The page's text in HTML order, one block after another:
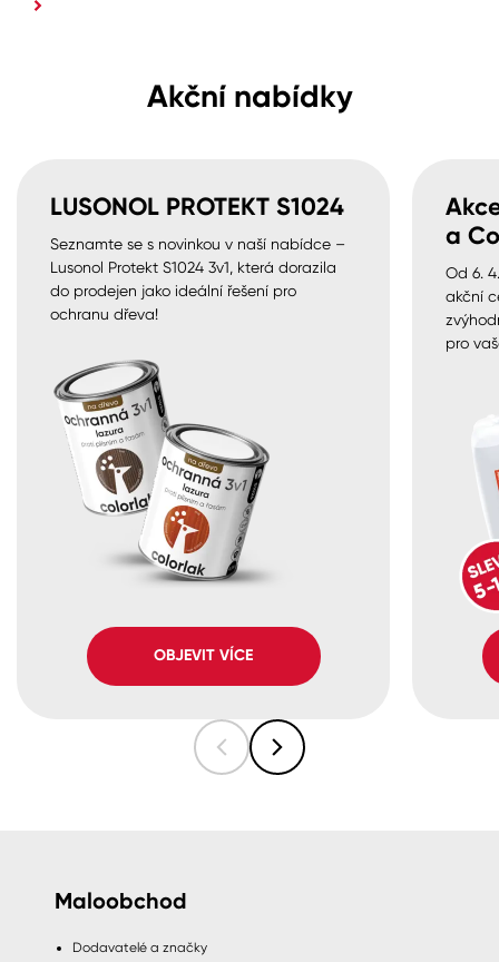
Akční nabídky
LUSONOL PROTEKT S1024
Seznamte se s novinkou v naší nabídce –
Lusonol Protekt S1024 3v1, která dorazila
do prodejen jako ideální řešení pro
ochranu dřeva!
OBJEVIT VÍCE
a
Od 6.
akční
pro
Maloobchod
Dodavatelé a značky